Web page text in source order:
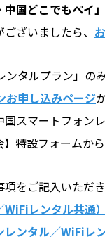
国どこでもペイ
ざいましたら、
タルプラン」の
お申し込みページ
スマートフォン
特設フォームか
をご記入いただ
レンタル共通）
ンタル／WiFiレン